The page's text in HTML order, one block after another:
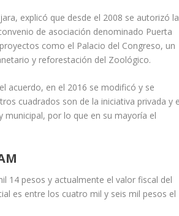
explicó que desde el 2008 se autorizó la
de asociación denominado Puerta
como el Palacio del Congreso, un
y reforestación del Zoológico.
acuerdo, en el 2016 se modificó y se
cuadrados son de la iniciativa privada y
por lo que en su mayoría el
14 pesos y actualmente el valor fiscal del
es entre los cuatro mil y seis mil pesos el